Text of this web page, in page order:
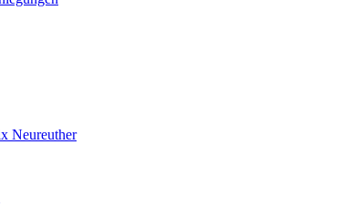
Neureuther